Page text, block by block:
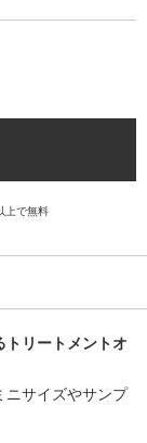
上で無料
リートメントオ
ニサイズやサンプ